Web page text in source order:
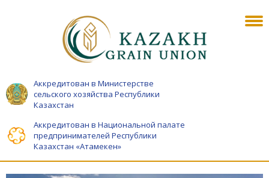
Аккредитован в Министерстве
сельского хозяйства Республики
Казахстан
Аккредитован в Национальной палате
предпринимателей Республики
Казахстан «Атамекен»